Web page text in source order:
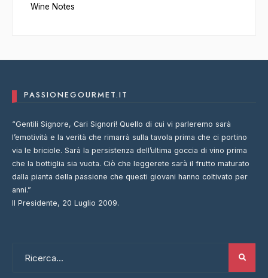
Wine Notes
PASSIONEGOURMET.IT
“Gentili Signore, Cari Signori! Quello di cui vi parleremo sarà
l’emotività e la verità che rimarrà sulla tavola prima che ci portino
via le briciole. Sarà la persistenza dell’ultima goccia di vino prima
che la bottiglia sia vuota. Ciò che leggerete sarà il frutto maturato
dalla pianta della passione che questi giovani hanno coltivato per
anni.”
Il Presidente, 20 Luglio 2009.